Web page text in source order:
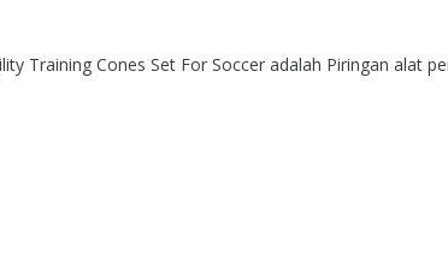
Training Cones Set For Soccer adalah Piringan alat